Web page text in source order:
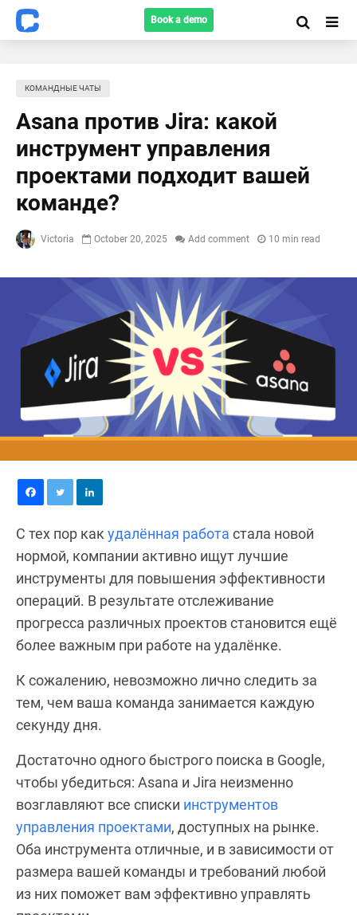
Book a demo
КОМАНДНЫЕ ЧАТЫ
Asana против Jira: какой
инструмент управления
проектами подходит вашей
команде?
Victoria October 20, 2025 Add comment 10 min read
С тех пор как удалённая работа стала новой
нормой, компании активно ищут лучшие
инструменты для повышения эффективности
операций. В результате отслеживание
прогресса различных проектов становится ещё
более важным при работе на удалёнке.
К сожалению, невозможно лично следить за
тем, чем ваша команда занимается каждую
секунду дня.
Достаточно одного быстрого поиска в Google,
чтобы убедиться: Asana и Jira неизменно
возглавляют все списки инструментов
управления проектами, доступных на рынке.
Оба инструмента отличные, и в зависимости от
размера вашей команды и требований любой
из них поможет вам эффективно управлять